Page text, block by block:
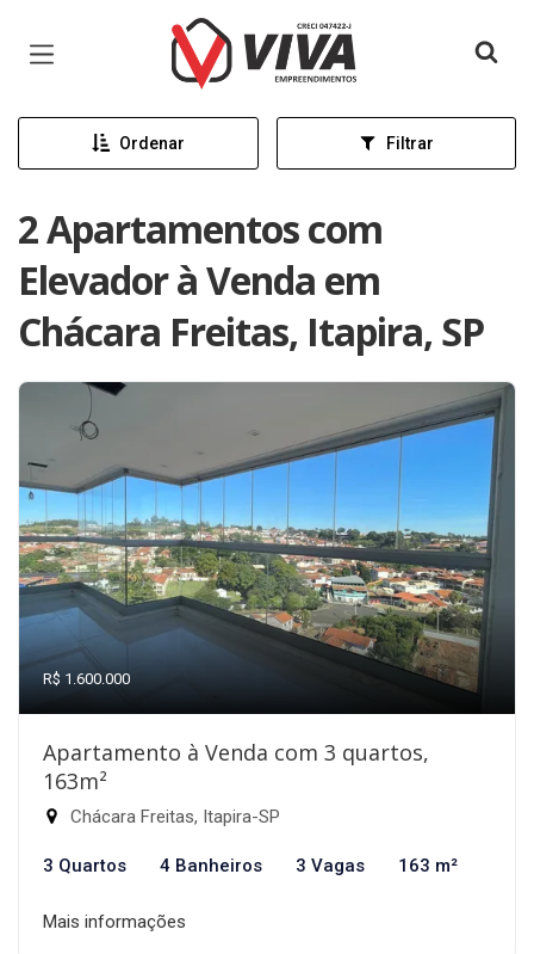
Página inicial
Ordenar Filtrar
2 Apartamentos com
Elevador à Venda em
Chácara Freitas, Itapira, SP
R$ 1.600.000
Apartamento à Venda com 3 quartos,
163m²
Chácara Freitas, Itapira-SP
3 Quartos 4 Banheiros 3 Vagas 163 m²
Mais informações